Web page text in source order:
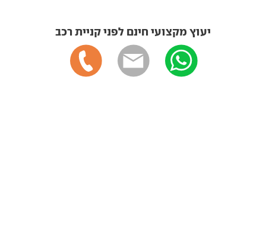
יעוץ מקצועי חינם לפני קניית רכב